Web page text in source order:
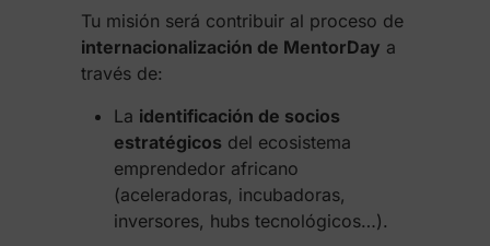
Tu misión será contribuir al proceso de
internacionalización de MentorDay a
través de:
La identificación de socios
estratégicos del ecosistema
emprendedor africano
(aceleradoras, incubadoras,
inversores, hubs tecnológicos…).